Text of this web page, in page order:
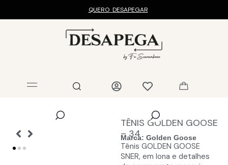
QUERO DESAPEGAR
TÊNIS GOLDEN GOOSE
– 34
Marca: Golden Goose
Tênis GOLDEN GOOSE
SNER, em lona e detalhes